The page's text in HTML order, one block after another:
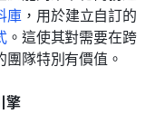
庫 ，用於建立自訂的
。這使其對需要在跨
隊特別有價值。
擎